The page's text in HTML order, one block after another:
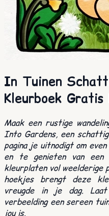
In Tuinen
Kleurboek Gratis
Maak een rustige
Into Gardens, een
pagina je uitnodigt om
en te genieten van
kleurplaten vol weelderige
hoekjes brengt deze
vreugde in je dag.
verbeelding een sereen
jou is.